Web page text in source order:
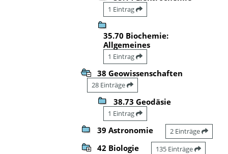
1 Eintrag
35.70 Biochemie:
Allgemeines
1 Eintrag
38 Geowissenschaften
28 Einträge
38.73 Geodäsie
1 Eintrag
39 Astronomie 2 Einträge
42 Biologie 135 Einträge